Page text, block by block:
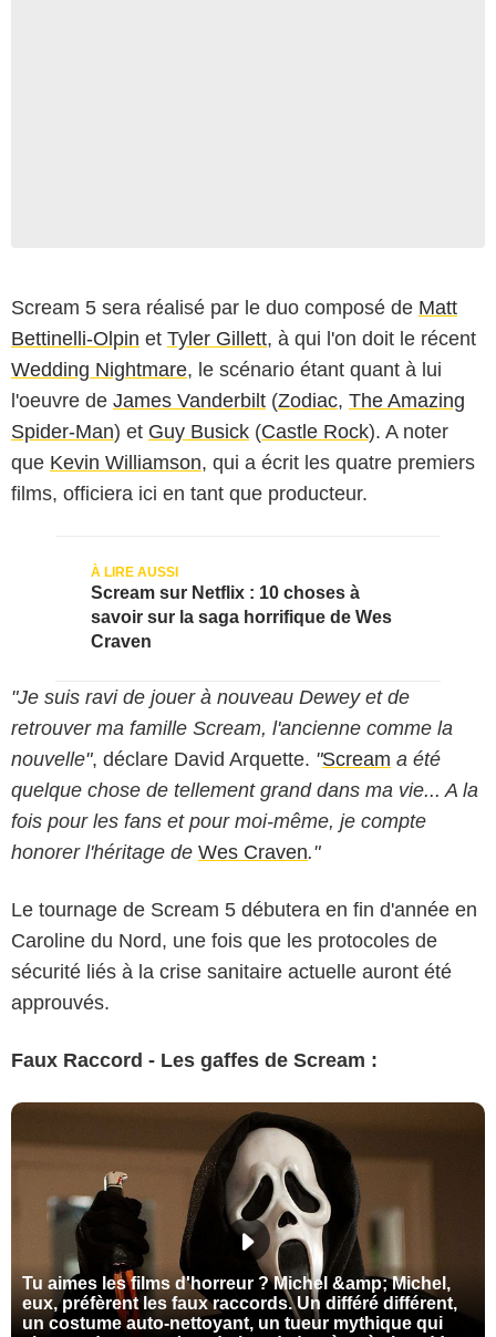
Scream 5 sera réalisé par le duo composé de Matt
Bettinelli-Olpin et Tyler Gillett, à qui l'on doit le récent
Wedding Nightmare, le scénario étant quant à lui
l'oeuvre de James Vanderbilt (Zodiac, The Amazing
Spider-Man) et Guy Busick (Castle Rock). A noter
que Kevin Williamson, qui a écrit les quatre premiers
films, officiera ici en tant que producteur.
Scream sur Netflix : 10 choses à
savoir sur la saga horrifique de Wes
Craven
"Je suis ravi de jouer à nouveau Dewey et de
retrouver ma famille Scream, l'ancienne comme la
nouvelle", déclare David Arquette. "Scream a été
quelque chose de tellement grand dans ma vie... A la
fois pour les fans et pour moi-même, je compte
honorer l'héritage de Wes Craven."
Le tournage de Scream 5 débutera en fin d'année en
Caroline du Nord, une fois que les protocoles de
sécurité liés à la crise sanitaire actuelle auront été
approuvés.
Faux Raccord - Les gaffes de Scream :
Tu aimes les films d'horreur ? Michel &amp; Michel,
eux, préfèrent les faux raccords. Un différé différent,
un costume auto-nettoyant, un tueur mythique qui